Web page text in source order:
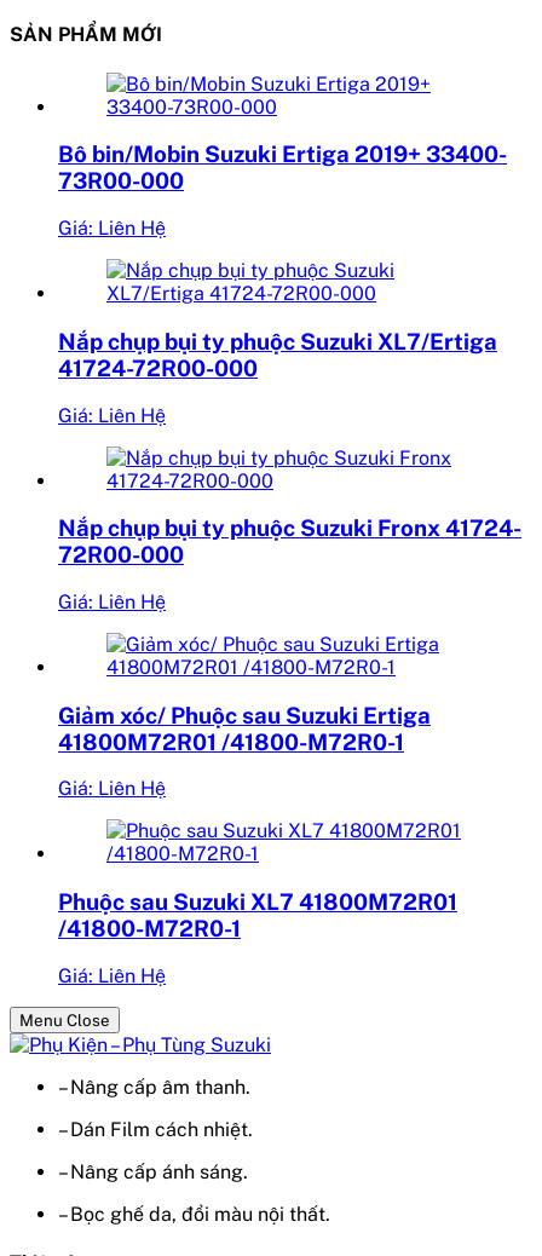
SẢN PHẨM MỚI
Bô bin/Mobin Suzuki Ertiga 2019+ 33400-
73R00-000
Giá: Liên Hệ
Nắp chụp bụi ty phuộc Suzuki XL7/Ertiga
41724-72R00-000
Giá: Liên Hệ
Nắp chụp bụi ty phuộc Suzuki Fronx 41724-
72R00-000
Giá: Liên Hệ
Giảm xóc/ Phuộc sau Suzuki Ertiga
41800M72R01 /41800-M72R0-1
Giá: Liên Hệ
Phuộc sau Suzuki XL7 41800M72R01
/41800-M72R0-1
Giá: Liên Hệ
Menu Close
– Nâng cấp âm thanh.
– Dán Film cách nhiệt.
– Nâng cấp ánh sáng.
– Bọc ghế da, đổi màu nội thất.